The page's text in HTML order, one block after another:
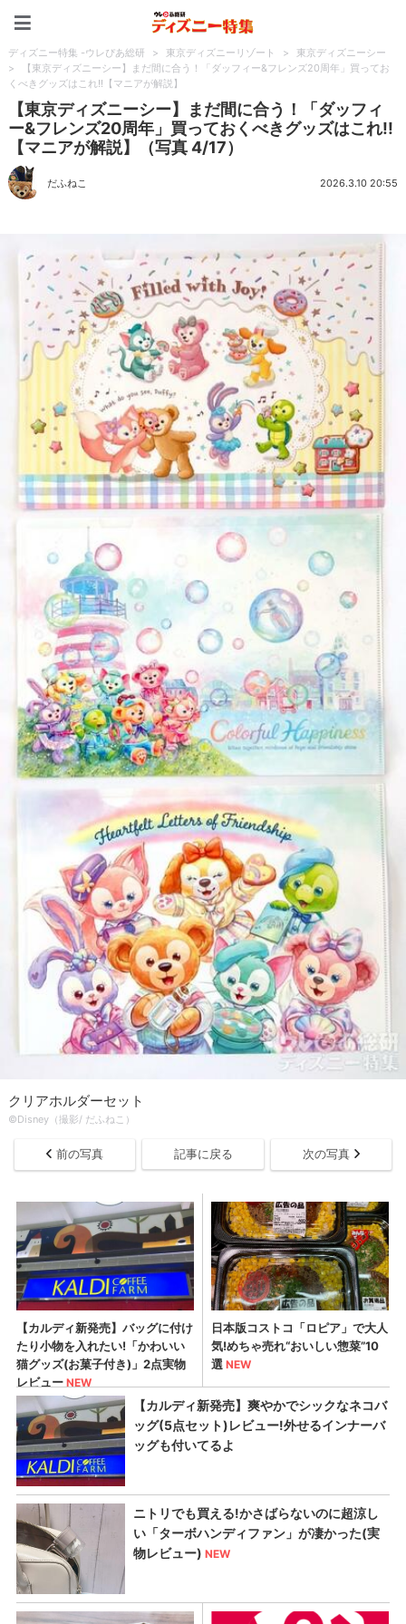
ディズニー特集 -ウレぴあ総研 > 東京ディズニーリゾート >
東京ディズニーシー
>
【東京ディズニーシー】まだ間に合う！「ダッフィー&フレンズ20周年」買ってお
くべきグッズはこれ!!【マニアが解説】
【東京ディズニーシー】まだ間に合う！「ダッフィ
ー&フレンズ20周年」買っておくべきグッズはこれ!!
【マニアが解説】（写真 4/17）
だふねこ 2026.3.10 20:55
クリアホルダーセット
©Disney（撮影/ だふねこ）
前の写真 記事に戻る 次の写真